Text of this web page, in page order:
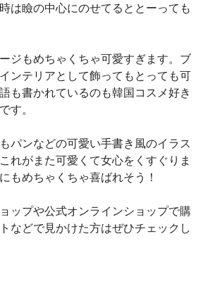
は瞼の中心にのせてるととーっても
ジもめちゃくちゃ可愛すぎます。ブ
ンテリアとして飾ってもとっても可
も書かれているのも韓国コスメ好き
す。
パンなどの可愛い手書き風のイラス
れがまた可愛くて女心をくすぐりま
もめちゃくちゃ喜ばれそう！
ップや公式オンラインショップで購
などで見かけた方はぜひチェックし